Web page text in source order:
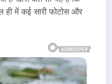
में कई सारी फोटोस और